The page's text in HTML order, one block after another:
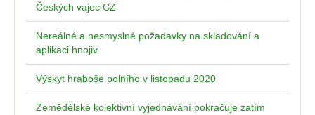
Českých vajec CZ
Nereálné a nesmyslné požadavky na skladování a
aplikaci hnojiv
Výskyt hraboše polního v listopadu 2020
Zemědělské kolektivní vyjednávání pokračuje zatím